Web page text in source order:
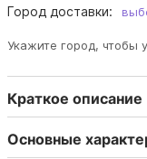
Город доставки:
Укажите город, чтобы
Краткое описание
Основные